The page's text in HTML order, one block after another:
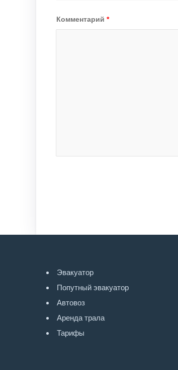
Комментарий *
Эвакуатор
Попутный эвакуатор
Автовоз
Аренда трала
Тарифы